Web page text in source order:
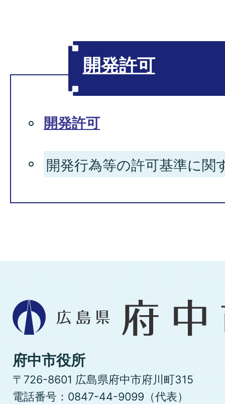
開発許可
開発許可
開発行為等の許可基準に関
広
島
県
府
中
市
府中市役所
〒726-8601 広島県府中市府川町315
電話番号：0847-44-9099（代表）